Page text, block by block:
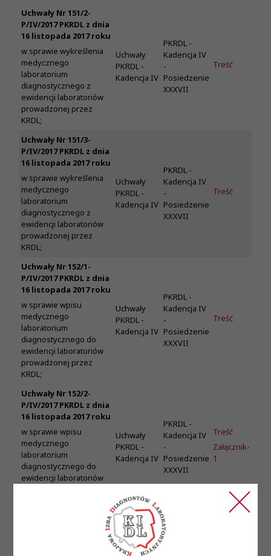
Uchwały Nr 151/2-
P/IV/2017 PKRDL z dnia
16 listopada 2017 roku
w sprawie wykreślenia
medycznego
laboratorium
diagnostycznego z
ewidencji laboratoriów
prowadzonej przez
KRDL;
Uchwały
PKRDL -
Kadencja IV
PKRDL -
Kadencja IV
-
Posiedzenie
XXXVII
Treść
Uchwały Nr 151/3-
P/IV/2017 PKRDL z dnia
16 listopada 2017 roku
w sprawie wykreślenia
medycznego
laboratorium
diagnostycznego z
ewidencji laboratoriów
prowadzonej przez
KRDL;
Uchwały
PKRDL -
Kadencja IV
PKRDL -
Kadencja IV
-
Posiedzenie
XXXVII
Treść
Uchwały Nr 152/1-
P/IV/2017 PKRDL z dnia
16 listopada 2017 roku
w sprawie wpisu
medycznego
laboratorium
diagnostycznego do
ewidencji laboratoriów
prowadzonej przez
KRDL;
Uchwały
PKRDL -
Kadencja IV
PKRDL -
Kadencja IV
-
Posiedzenie
XXXVII
Treść
Uchwały Nr 152/2-
P/IV/2017 PKRDL z dnia
16 listopada 2017 roku
w sprawie wpisu
medycznego
laboratorium
diagnostycznego do
ewidencji laboratoriów
Uchwały
PKRDL -
Kadencja IV
PKRDL -
Kadencja IV
-
Posiedzenie
XXXVII
Treść
Załącznik-
1
P/IV/2017 PKRDL z dnia
16 listopada 2017 roku